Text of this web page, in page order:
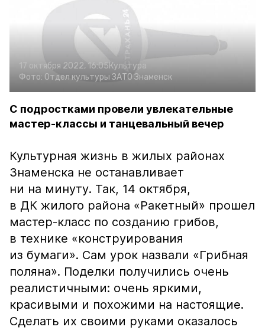
17 октября 2022, 16:05Культура
Фото: Отдел культуры ЗАТО Знаменск
С подростками провели увлекательные
мастер-классы и танцевальный вечер
Культурная жизнь в жилых районах
Знаменска не останавливает
ни на минуту. Так, 14 октября,
в ДК жилого района «Ракетный» прошел
мастер-класс по созданию грибов,
в технике «конструирования
из бумаги». Сам урок назвали «Грибная
поляна». Поделки получились очень
реалистичными: очень яркими,
красивыми и похожими на настоящие.
Сделать их своими руками оказалось